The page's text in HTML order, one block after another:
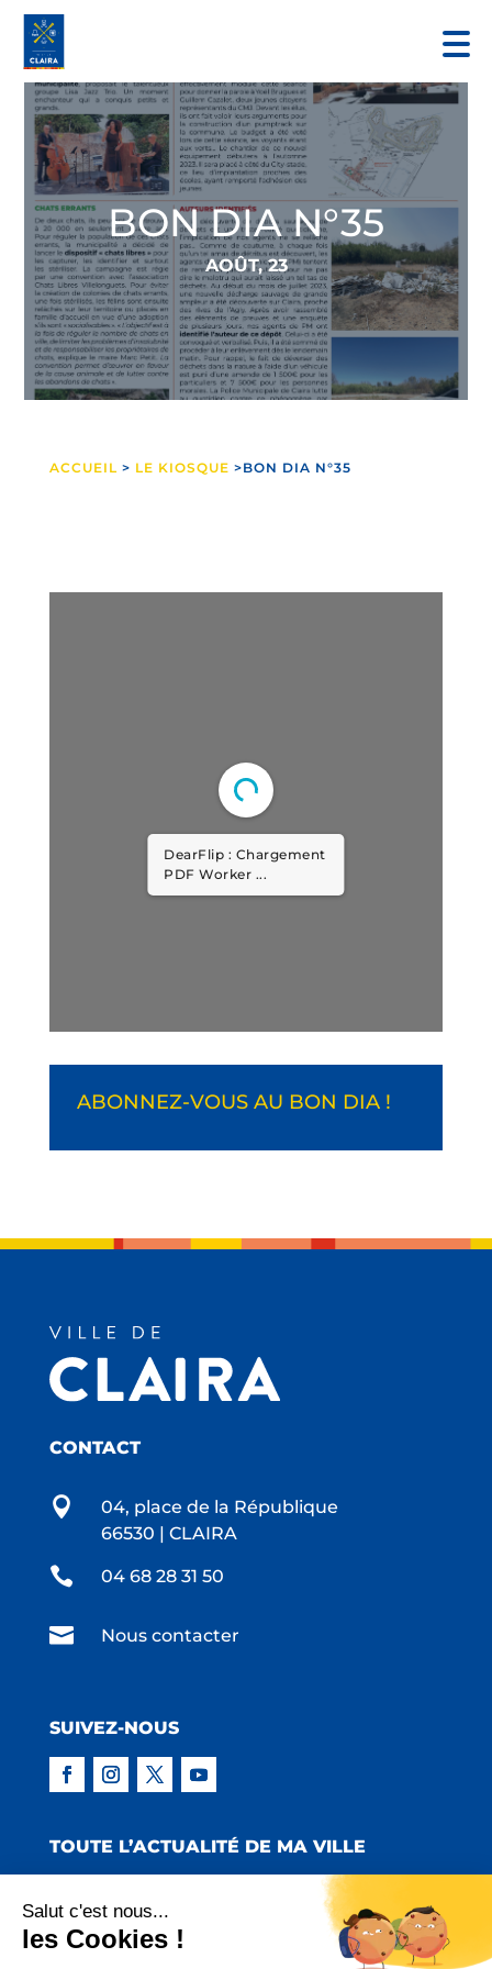
BON DIA N°35
AOÛT, 23
ACCUEIL > LE KIOSQUE >BON DIA N°35
DearFlip : Chargement
PDF Worker ...
ABONNEZ-VOUS AU BON DIA !
CONTACT

04, place de la République
66530 | CLAIRA
 04 68 28 31 50
 Nous contacter
SUIVEZ-NOUS
TOUTE L’ACTUALITÉ DE MA VILLE
Salut c'est nous...
les Cookies !